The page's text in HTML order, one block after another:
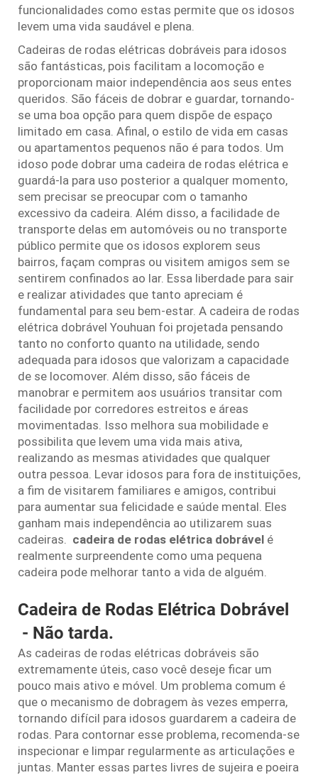
funcionalidades como estas permite que os idosos
levem uma vida saudável e plena.
Cadeiras de rodas elétricas dobráveis para idosos
são fantásticas, pois facilitam a locomoção e
proporcionam maior independência aos seus entes
queridos. São fáceis de dobrar e guardar, tornando-
se uma boa opção para quem dispõe de espaço
limitado em casa. Afinal, o estilo de vida em casas
ou apartamentos pequenos não é para todos. Um
idoso pode dobrar uma cadeira de rodas elétrica e
guardá-la para uso posterior a qualquer momento,
sem precisar se preocupar com o tamanho
excessivo da cadeira. Além disso, a facilidade de
transporte delas em automóveis ou no transporte
público permite que os idosos explorem seus
bairros, façam compras ou visitem amigos sem se
sentirem confinados ao lar. Essa liberdade para sair
e realizar atividades que tanto apreciam é
fundamental para seu bem-estar. A cadeira de rodas
elétrica dobrável Youhuan foi projetada pensando
tanto no conforto quanto na utilidade, sendo
adequada para idosos que valorizam a capacidade
de se locomover. Além disso, são fáceis de
manobrar e permitem aos usuários transitar com
facilidade por corredores estreitos e áreas
movimentadas. Isso melhora sua mobilidade e
possibilita que levem uma vida mais ativa,
realizando as mesmas atividades que qualquer
outra pessoa. Levar idosos para fora de instituições,
a fim de visitarem familiares e amigos, contribui
para aumentar sua felicidade e saúde mental. Eles
ganham mais independência ao utilizarem suas
cadeiras. cadeira de rodas elétrica dobrável é
realmente surpreendente como uma pequena
cadeira pode melhorar tanto a vida de alguém.
Cadeira de Rodas Elétrica Dobrável
- Não tarda.
As cadeiras de rodas elétricas dobráveis são
extremamente úteis, caso você deseje ficar um
pouco mais ativo e móvel. Um problema comum é
que o mecanismo de dobragem às vezes emperra,
tornando difícil para idosos guardarem a cadeira de
rodas. Para contornar esse problema, recomenda-se
inspecionar e limpar regularmente as articulações e
juntas. Manter essas partes livres de sujeira e poeira